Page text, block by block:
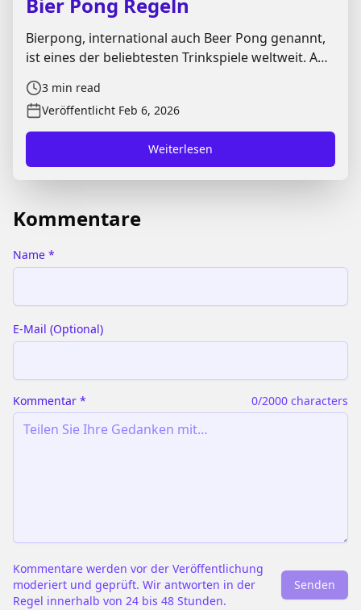
Bier Pong Regeln
Bierpong, international auch Beer Pong genannt,
ist eines der beliebtesten Trinkspiele weltweit. Auf
**Playiro** findest du ausführliche **Bier pong
Regeln** und praktische Tipps, um dein nächstes
Spiel spannender, fairer und strukturierter zu
gestalten. Gespielt wird meist in geselliger Runde
und kombiniert **Geschicklichkeit**,
3 min read
Veröffentlicht Feb 6, 2026
Weiterlesen
Kommentare
Name *
E-Mail (Optional)
Kommentar * 0/2000 characters
Kommentare werden vor der Veröffentlichung
moderiert und geprüft. Wir antworten in der
Regel innerhalb von 24 bis 48 Stunden.
Senden